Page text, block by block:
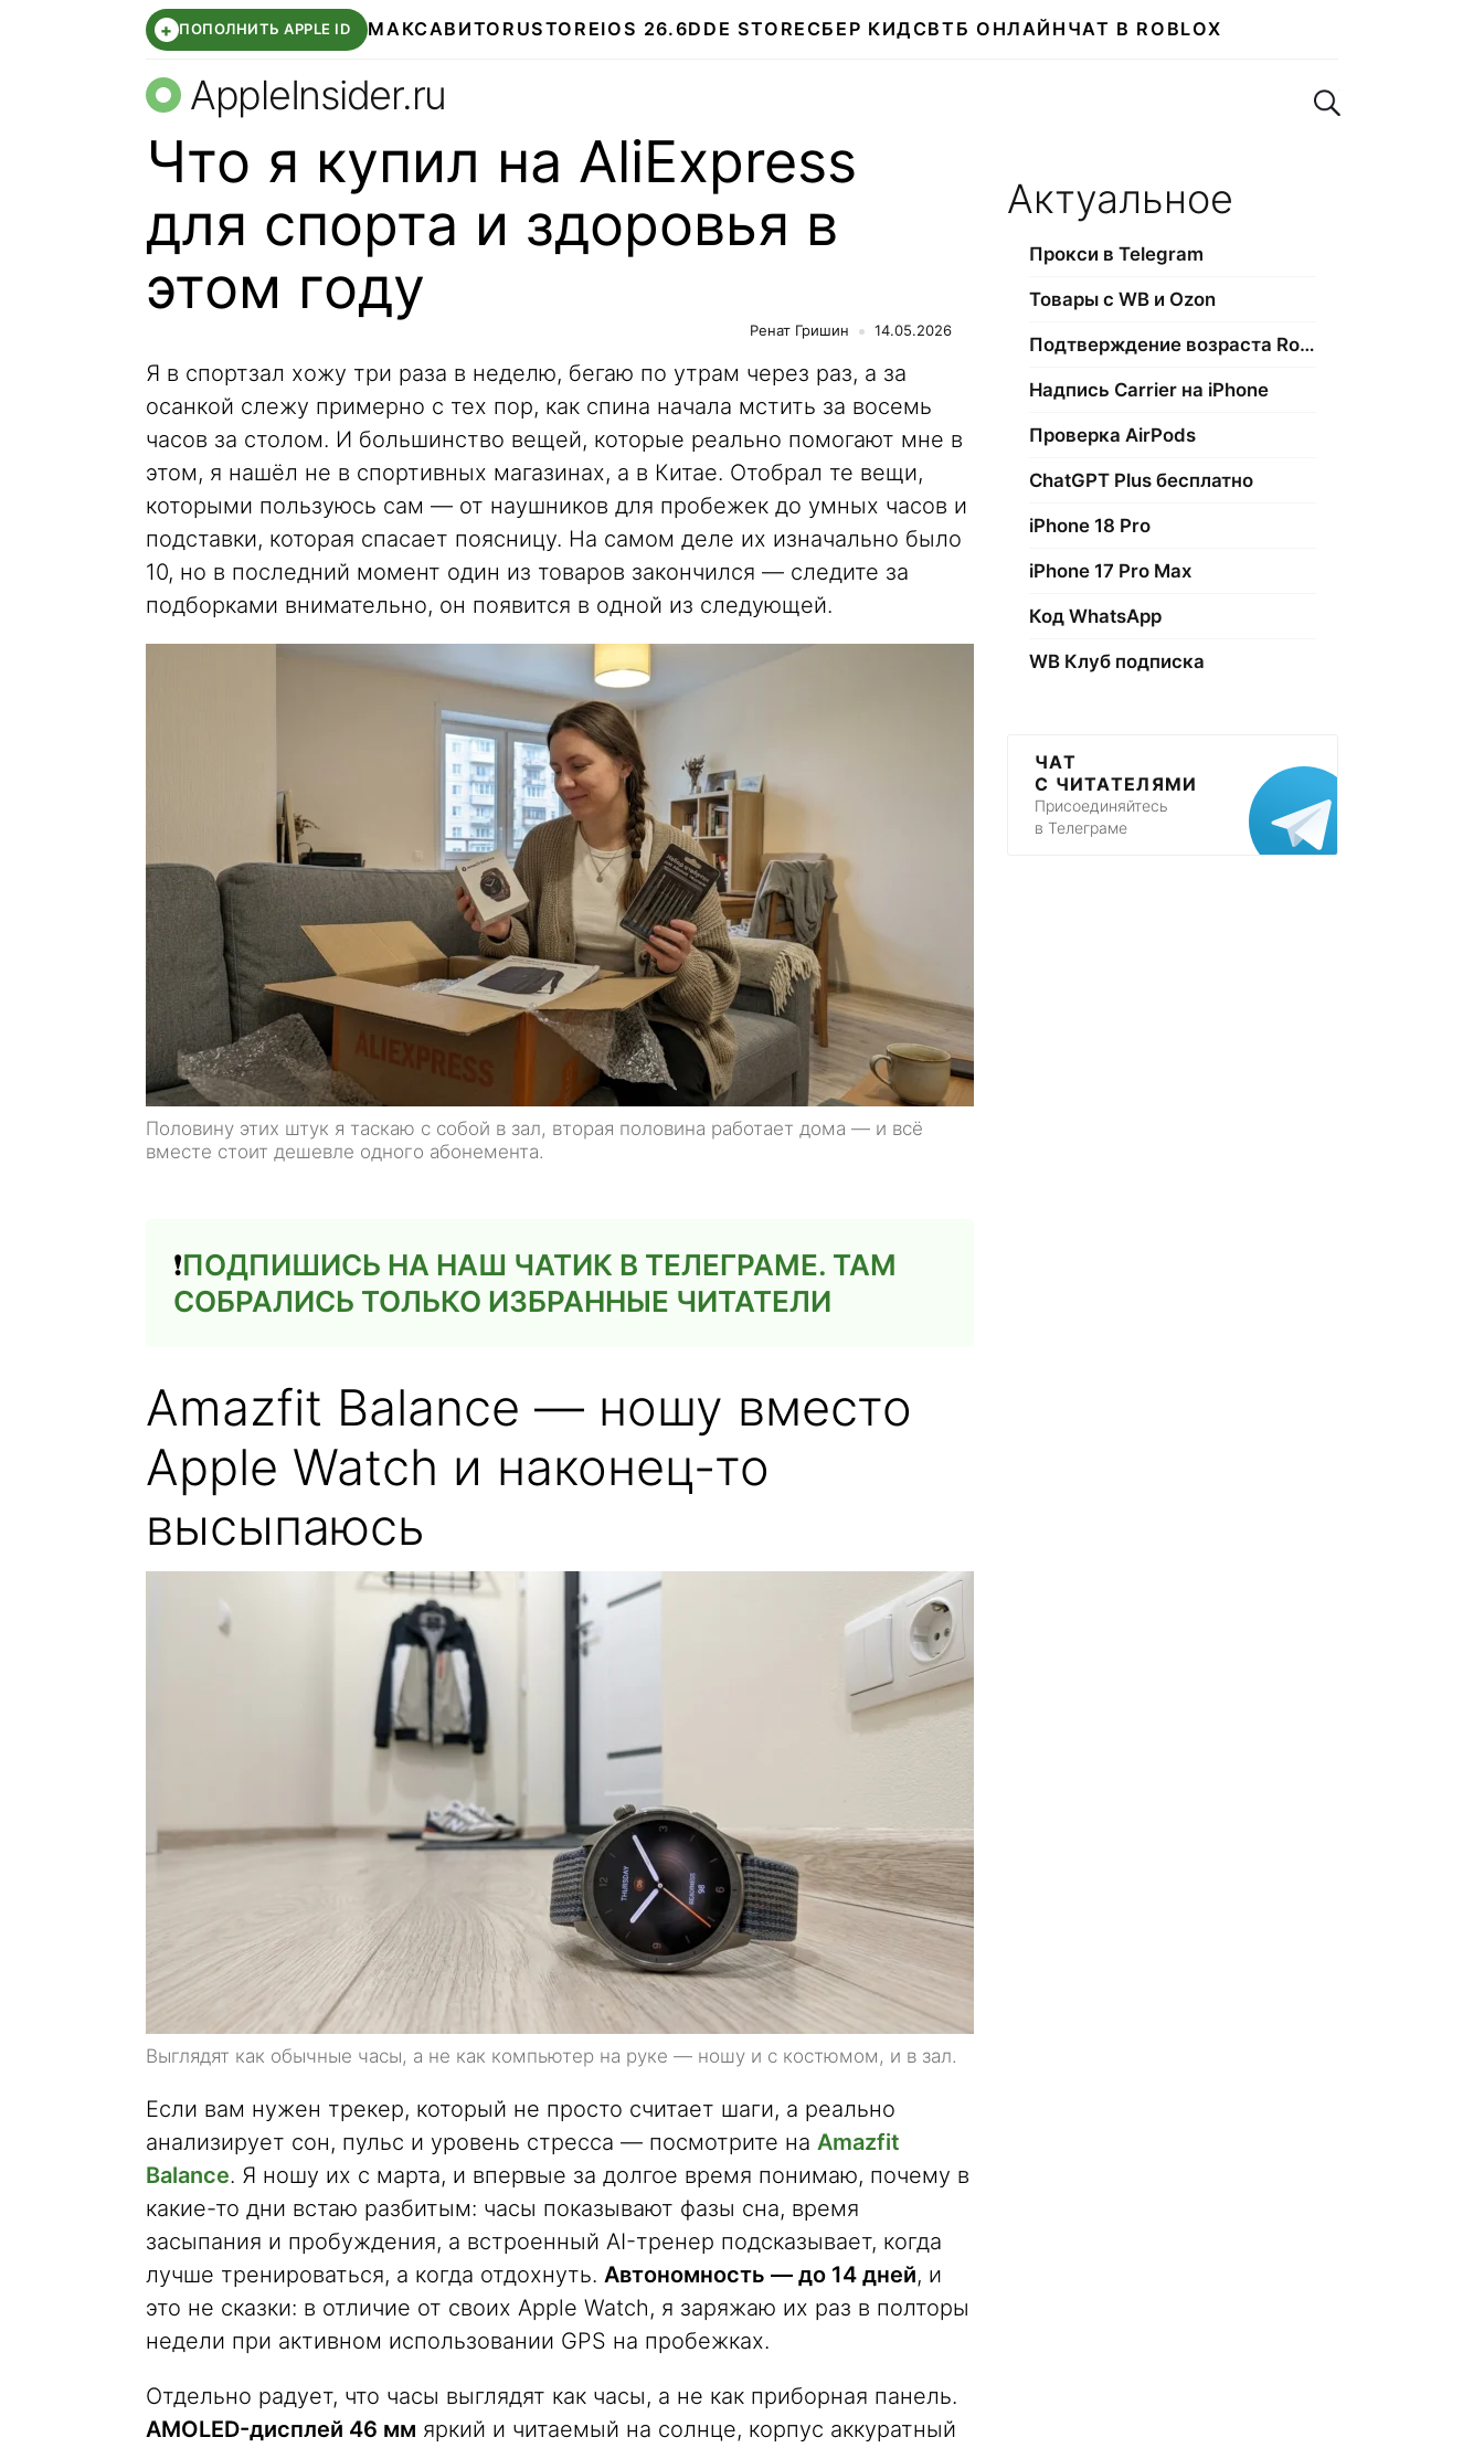
+ ПОПОЛНИТЬ APPLE ID МАКСАВИТО RUSTOREIOS 26.6DDE STORE СБЕР КИДСВТБ ОНЛАЙН ЧАТ В ROBLOX
AppleInsider.ru Поиск по сайту
Что я купил на AliExpress
для спорта и здоровья в
этом году
Ренат Гришин 14.05.2026
Я в спортзал хожу три раза в неделю, бегаю по утрам через раз, а за
осанкой слежу примерно с тех пор, как спина начала мстить за восемь
часов за столом. И большинство вещей, которые реально помогают мне в
этом, я нашёл не в спортивных магазинах, а в Китае. Отобрал те вещи,
которыми пользуюсь сам — от наушников для пробежек до умных часов и
подставки, которая спасает поясницу. На самом деле их изначально было
10, но в последний момент один из товаров закончился — следите за
подборками внимательно, он появится в одной из следующей.
Половину этих штук я таскаю с собой в зал, вторая половина работает дома — и всё
вместе стоит дешевле одного абонемента.
❗️ПОДПИШИСЬ НА НАШ ЧАТИК В ТЕЛЕГРАМЕ. ТАМ
СОБРАЛИСЬ ТОЛЬКО ИЗБРАННЫЕ ЧИТАТЕЛИ
Amazfit Balance — ношу вместо
Apple Watch и наконец-то
высыпаюсь
Выглядят как обычные часы, а не как компьютер на руке — ношу и с костюмом, и в зал.
Если вам нужен трекер, который не просто считает шаги, а реально
анализирует сон, пульс и уровень стресса — посмотрите на Amazfit
Balance. Я ношу их с марта, и впервые за долгое время понимаю, почему в
какие-то дни встаю разбитым: часы показывают фазы сна, время
засыпания и пробуждения, а встроенный AI-тренер подсказывает, когда
лучше тренироваться, а когда отдохнуть. Автономность — до 14 дней, и
это не сказки: в отличие от своих Apple Watch, я заряжаю их раз в полторы
недели при активном использовании GPS на пробежках.
Отдельно радует, что часы выглядят как часы, а не как приборная панель.
AMOLED-дисплей 46 мм яркий и читаемый на солнце, корпус аккуратный
Актуальное
Прокси в Telegram
Товары с WB и Ozon
Подтверждение возраста Roblox
Надпись Carrier на iPhone
Проверка AirPods
ChatGPT Plus бесплатно
iPhone 18 Pro
iPhone 17 Pro Max
Код WhatsApp
WB Клуб подписка
ЧАТ
С ЧИТАТЕЛЯМИ
Присоединяйтесь
в Телеграме